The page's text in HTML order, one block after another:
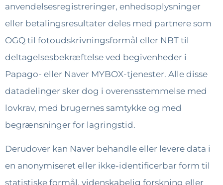
anvendelsesregistreringer, enhedsoplysninger
eller betalingsresultater deles med partnere som
OGQ til fotoudskrivningsformål eller NBT til
deltagelsesbekræftelse ved begivenheder i
Papago- eller Naver MYBOX-tjenester. Alle disse
datadelinger sker dog i overensstemmelse med
lovkrav, med brugernes samtykke og med
begrænsninger for lagringstid.
Derudover kan Naver behandle eller levere data i
en anonymiseret eller ikke-identificerbar form til
statistiske formål, videnskabelig forskning eller